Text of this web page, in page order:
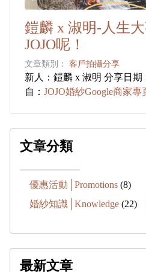
鎧麟 x 淑明-人生
JOJO呢！
文章類別： 客戶拍攝分享
新人：鎧麟 x 淑明 分享日期
自： JOJO婚紗Google商家專
文章分類
優惠活動│Promotions (8)
婚紗知識│Knowledge (22)
最新文章